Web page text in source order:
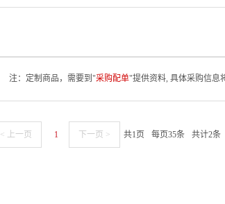
注：定制商品，需要到"采购配单"提供资料, 具体采购信息
< 上一页 1 下一页 > 共1页 每页35条 共计2条